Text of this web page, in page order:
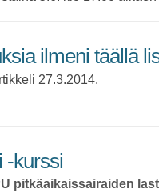
ilmeni täällä
27.3.2014.
-kurssi
pitkäaikaissairaiden